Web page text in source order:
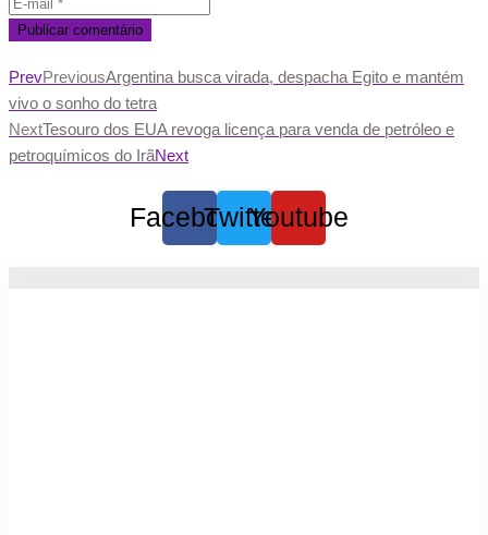
PrevPreviousArgentina busca virada, despacha Egito e mantém
vivo o sonho do tetra
NextTesouro dos EUA revoga licença para venda de petróleo e
petroquímicos do IrãNext
Facebook
TwitterYoutube